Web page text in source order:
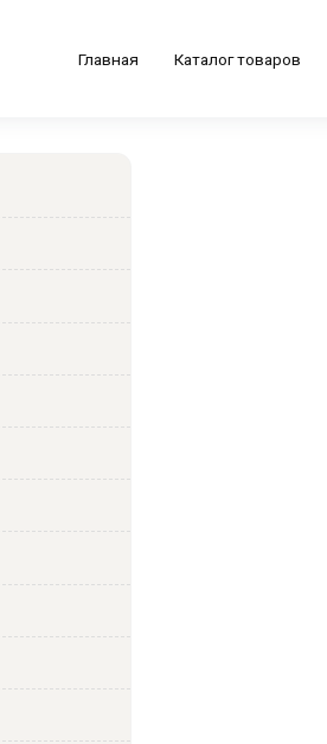
Главная Каталог товаров